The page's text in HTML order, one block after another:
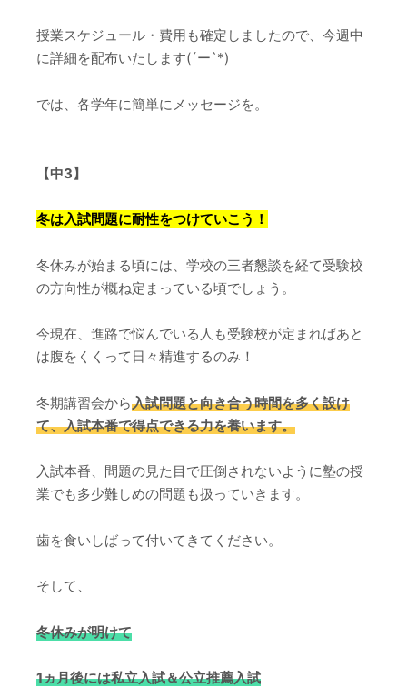
授業スケジュール・費用も確定しましたので、今週中
に詳細を配布いたします(´ー`*)
では、各学年に簡単にメッセージを。
【中3】
冬は入試問題に耐性をつけていこう！
冬休みが始まる頃には、学校の三者懇談を経て受験校
の方向性が概ね定まっている頃でしょう。
今現在、進路で悩んでいる人も受験校が定まればあと
は腹をくくって日々精進するのみ！
冬期講習会から入試問題と向き合う時間を多く設け
て、入試本番で得点できる力を養います。
入試本番、問題の見た目で圧倒されないように塾の授
業でも多少難しめの問題も扱っていきます。
歯を食いしばって付いてきてください。
そして、
冬休みが明けて
1ヵ月後には私立入試＆公立推薦入試